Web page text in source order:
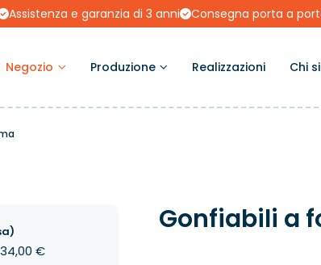
Assistenza e garanzia di 3 anni Consegna porta a
Negozio Produzione Realizzazioni Chi
Gonfiabili a
€